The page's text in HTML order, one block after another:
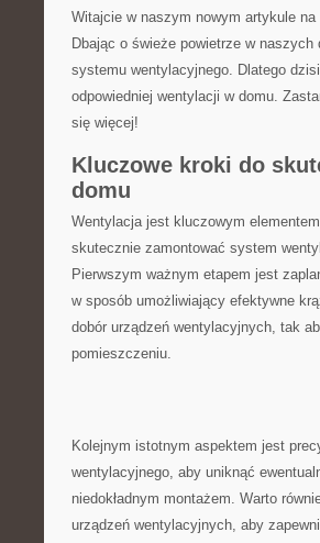
Witajcie w naszym nowym artykule
Dbając o świeże powietrze w
systemu wentylacyjnego. Dlatego
odpowiedniej wentylacji w domu.
się więcej!
Kluczowe kroki⁣ do
domu
Wentylacja jest ‌kluczowym
skutecznie zamontować​ system
Pierwszym ważnym etapem jest
w sposób umożliwiający ⁢efektywne
dobór‌ urządzeń ​wentylacyjnych, tak
pomieszczeniu.⁣
Kolejnym istotnym aspektem jest
wentylacyjnego,⁤ aby uniknąć
niedokładnym montażem. Warto
urządzeń wentylacyjnych, ​aby